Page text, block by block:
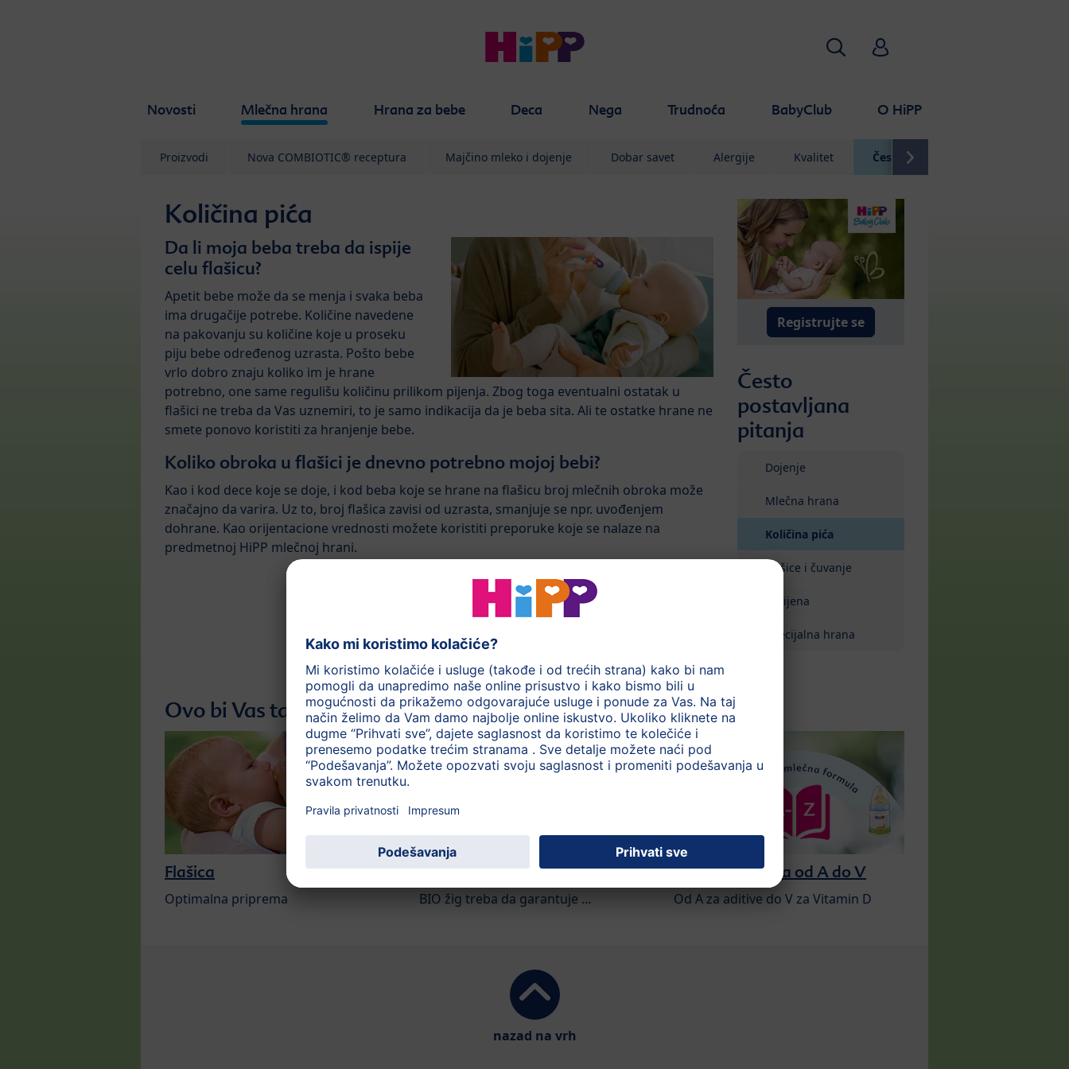
Novosti Mlečna hrana Hrana za bebe Deca Nega Trudnoća BabyClub O HiPP
Traži HiPP Babyclub
Proizvodi Nova COMBIOTIC® receptura Majčino mleko i dojenje Dobar savet Alergije Kvalitet Često postavljana pitanja
Količina pića
Da li moja beba treba da ispije
celu flašicu?
Apetit bebe može da se menja i svaka beba
ima drugačije potrebe. Količine navedene
na pakovanju su količine koje u proseku
piju bebe određenog uzrasta. Pošto bebe
vrlo dobro znaju koliko im je hrane
potrebno, one same regulišu količinu prilikom pijenja. Zbog toga eventualni ostatak u
flašici ne treba da Vas uznemiri, to je samo indikacija da je beba sita. Ali te ostatke hrane ne
smete ponovo koristiti za hranjenje bebe.
Koliko obroka u flašici je dnevno potrebno mojoj bebi?
Kao i kod dece koje se doje, i kod beba koje se hrane na flašicu broj mlečnih obroka može
značajno da varira. Uz to, broj flašica zavisi od uzrasta, smanjuje se npr. uvođenjem
dohrane. Kao orijentacione vrednosti možete koristiti preporuke koje se nalaze na
predmetnoj HiPP mlečnoj hrani.
Registrujte se
Često
postavljana
pitanja
Dojenje
Mlečna hrana
Količina pića
Flašice i čuvanje
Higijena
Specijalna hrana
Ovo bi Vas takođe moglo zanimati:
Flašica
Optimalna priprema
HiPP BIO pečat
BIO žig treba da garantuje ...
Mlečna formula od A do V
Od A za aditive do V za Vitamin D
nazad na vrh